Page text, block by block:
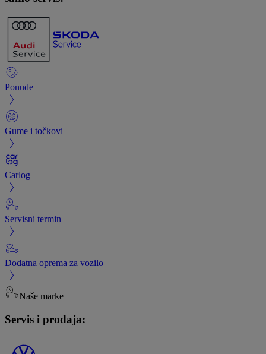
Ponude
Gume i točkovi
Carlog
Servisni termin
Dodatna oprema za vozilo
Naše marke
Servis i prodaja: